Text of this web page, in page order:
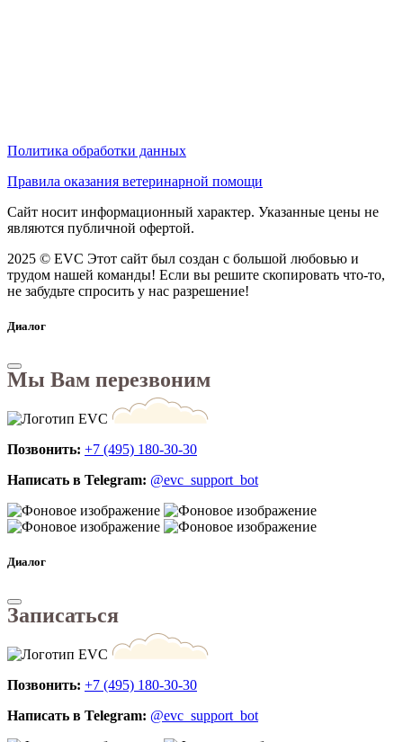
Политика обработки данных
Правила оказания ветеринарной помощи
Сайт носит информационный характер. Указанные цены не
являются публичной офертой.
2025 © EVC Этот сайт был создан с большой любовью и
трудом нашей команды! Если вы решите скопировать что-то,
не забудьте спросить у нас разрешение!
Диалог
Мы Вам перезвоним
Позвонить: +7 (495) 180-30-30
Написать в Telegram: @evc_support_bot
Диалог
Записаться
Позвонить: +7 (495) 180-30-30
Написать в Telegram: @evc_support_bot